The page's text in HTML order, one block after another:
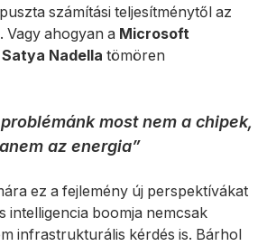
számítási teljesítménytől az
Vagy ahogyan a Microsoft
Nadella tömören
problémánk most nem a chipek,
az energia”
ez a fejlemény új perspektívákat
intelligencia boomja nemcsak
infrastrukturális kérdés is. Bárhol